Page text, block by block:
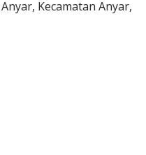
Kecamatan Anyar,